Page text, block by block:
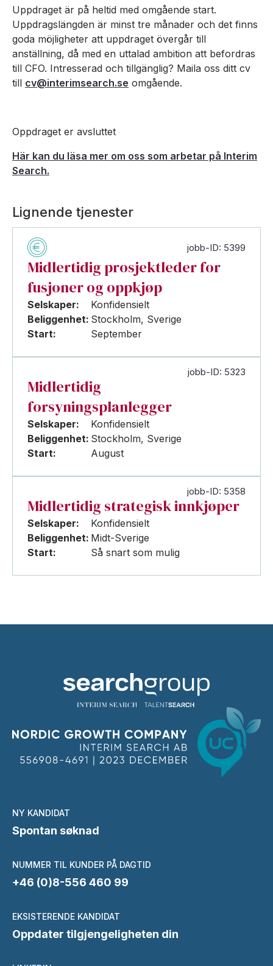
Uppdraget är på heltid med omgående start.
Uppdragslängden är minst tre månader och det finns
goda möjligheter att uppdraget övergår till
anställning, då med en uttalad ambition att befordras
till CFO. Intresserad och tillgänglig? Maila oss ditt cv
till cv@interimsearch.se omgående.
Oppdraget er avsluttet
Här kan du läsa mer om oss som arbetar på Interim
Search.
Lignende tjenester
jobb-ID: 5399
Midlertidig prosjektleder for
fusjoner og oppkjøp
Selskaper:
Konfidensielt
Beliggenhet: Stockholm, Sverige
Start:
September
jobb-ID: 5323
Midlertidig
forsyningsplanlegger
Selskaper:
Konfidensielt
Beliggenhet: Stockholm, Sverige
Start:
August
jobb-ID: 5358
Midlertidig strategisk innkjøper
Selskaper:
Konfidensielt
Beliggenhet: Midt-Sverige
Start:
Så snart som mulig
NY KANDIDAT
Spontan søknad
NUMMER TIL KUNDER PÅ DAGTID
+46 (0)8-556 460 99
EKSISTERENDE KANDIDAT
Oppdater tilgjengeligheten din